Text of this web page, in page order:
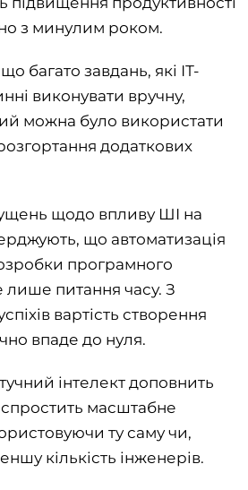
з минулим роком.
багато завдань, які ІТ-
виконувати вручну,
можна було використати
додаткових
щодо впливу ШІ на
що автоматизація
програмного
лише питання часу. З
вартість створення
впаде до нуля.
інтелект доповнить
масштабне
ту саму чи,
кількість інженерів.